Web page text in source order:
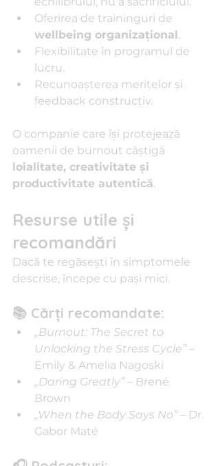
Oferirea de traininguri de
wellbeing organizațional.
Flexibilitate în programul de
lucru.
Recunoașterea meritelor și
feedback constructiv.
O companie care își protejează
oamenii de burnout câștigă
loialitate, creativitate și
productivitate autentică.
Resurse utile și
recomandări
Dacă te regăsești în simptomele
descrise, începe cu pași mici.
📚 Cărți recomandate:
„Burnout: The Secret to
Unlocking the Stress Cycle” –
Emily & Amelia Nagoski
„Daring Greatly” – Brené
Brown
„When the Body Says No” – Dr.
Gabor Maté